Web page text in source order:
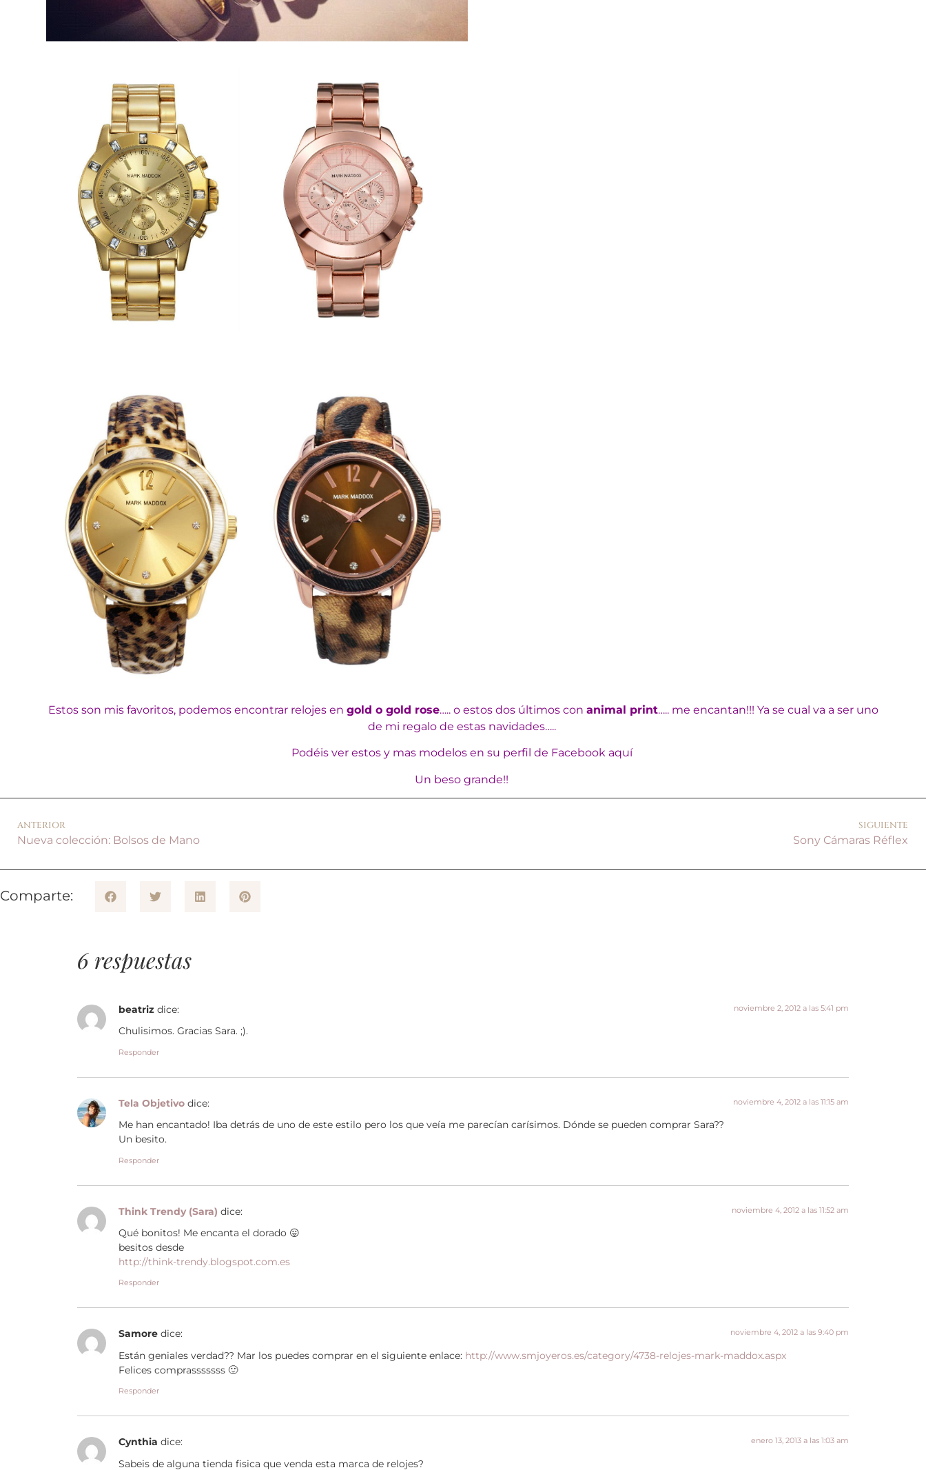
Estos son mis favoritos, podemos encontrar relojes en gold o gold rose….. o estos dos últimos con animal print….. me encantan!!! Ya se cual va a ser uno
de mi regalo de estas navidades…..
Podéis ver estos y mas modelos en su perfil de Facebook aquí
Un beso grande!!
ANTERIOR
Nueva colección: Bolsos de Mano
SIGUIENTE
Sony Cámaras Réflex
Comparte:
6 respuestas
beatriz dice: noviembre 2, 2012 a las 5:41 pm
Chulisimos. Gracias Sara. ;).
Responder
Tela Objetivo dice: noviembre 4, 2012 a las 11:15 am
Me han encantado! Iba detrás de uno de este estilo pero los que veía me parecían carísimos. Dónde se pueden comprar Sara??
Un besito.
Responder
Think Trendy (Sara) dice: noviembre 4, 2012 a las 11:52 am
Qué bonitos! Me encanta el dorado 😛
besitos desde
http://think-trendy.blogspot.com.es
Responder
Samore dice: noviembre 4, 2012 a las 9:40 pm
Están geniales verdad?? Mar los puedes comprar en el siguiente enlace: http://www.smjoyeros.es/category/4738-relojes-mark-maddox.aspx
Felices comprasssssss 🙂
Responder
Cynthia dice: enero 13, 2013 a las 1:03 am
Sabeis de alguna tienda fisica que venda esta marca de relojes?